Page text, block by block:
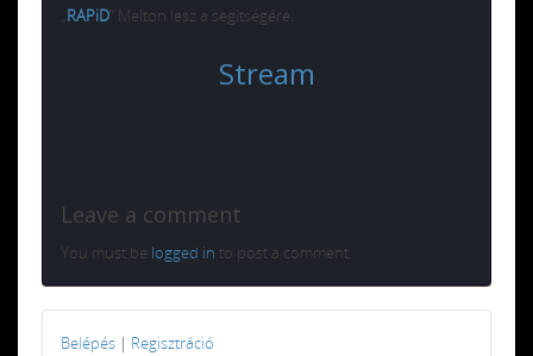
„RAPiD ” Melton lesz a segítségére.
Stream
Leave a comment
You must be logged in to post a comment.
Belépés | Regisztráció